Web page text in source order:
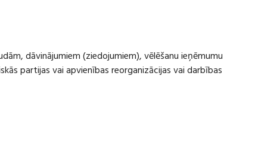
dāvinājumiem (ziedojumiem), vēlēšanu ieņēmumu
partijas vai apvienības reorganizācijas vai darbības